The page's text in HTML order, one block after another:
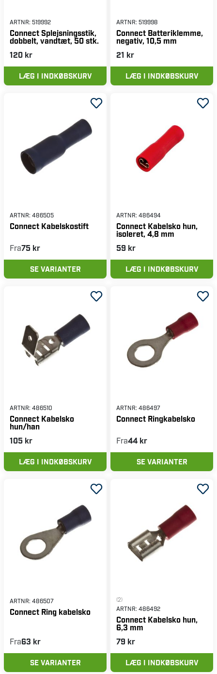
ARTNR: 519992
Connect Splejsningsstik,
dobbelt, vandtæt, 50 stk.
120 kr
LÆG I INDKØBSKURV
ARTNR: 519998
Connect Batteriklemme,
negativ, 10,5 mm
21 kr
LÆG I INDKØBSKURV
ARTNR: 486505
Connect Kabelskostift
Fra75 kr
SE VARIANTER
ARTNR: 486494
Connect Kabelsko hun,
isoleret, 4,8 mm
59 kr
LÆG I INDKØBSKURV
ARTNR: 486510
Connect Kabelsko
hun/han
105 kr
LÆG I INDKØBSKURV
ARTNR: 486497
Connect Ringkabelsko
Fra44 kr
SE VARIANTER
ARTNR: 486507
Connect Ring kabelsko
Fra63 kr
SE VARIANTER
(2)
ARTNR: 486492
Connect Kabelsko hun,
6,3 mm
79 kr
LÆG I INDKØBSKURV